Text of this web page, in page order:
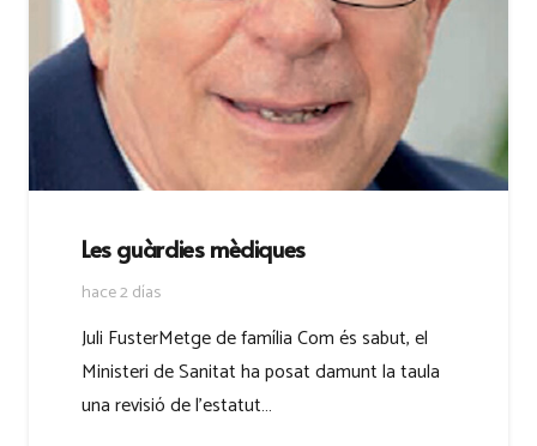
Les guàrdies mèdiques
hace 2 días
Juli FusterMetge de família Com és sabut, el
Ministeri de Sanitat ha posat damunt la taula
una revisió de l’estatut…